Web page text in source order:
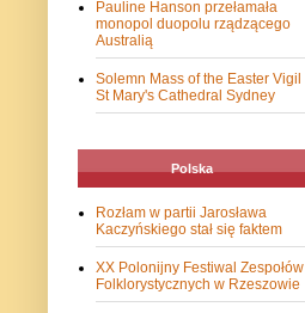
Pauline Hanson przełamała
monopol duopolu rządzącego
Australią
Solemn Mass of the Easter Vigil
St Mary's Cathedral Sydney
Polska
Rozłam w partii Jarosława
Kaczyńskiego stał się faktem
XX Polonijny Festiwal Zespołów
Folklorystycznych w Rzeszowie